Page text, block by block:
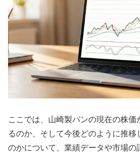
ここでは、山崎製パンの現在の株価
るのか、そして今後どのように推移
のかについて、業績データや市場の